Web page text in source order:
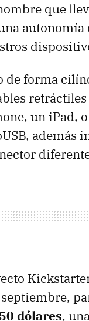
que
autonomía
de forma
un iPad,
además
dólares,